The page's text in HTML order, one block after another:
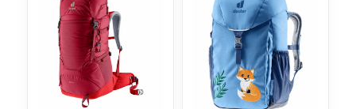
e
r
p
p
l